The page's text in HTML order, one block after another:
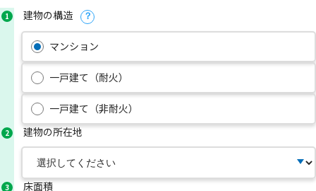
1 建物の構造 ？
マンション
一戸建て（耐火）
一戸建て（非耐火）
2 建物の所在地
3 床面積